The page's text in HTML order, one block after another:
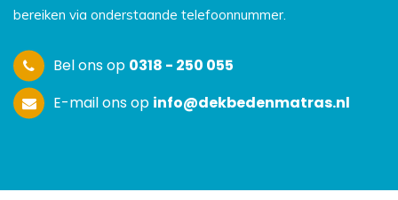
bereiken via onderstaande telefoonnummer.
Bel ons op 0318 - 250 055
E-mail ons op info@dekbedenmatras.nl